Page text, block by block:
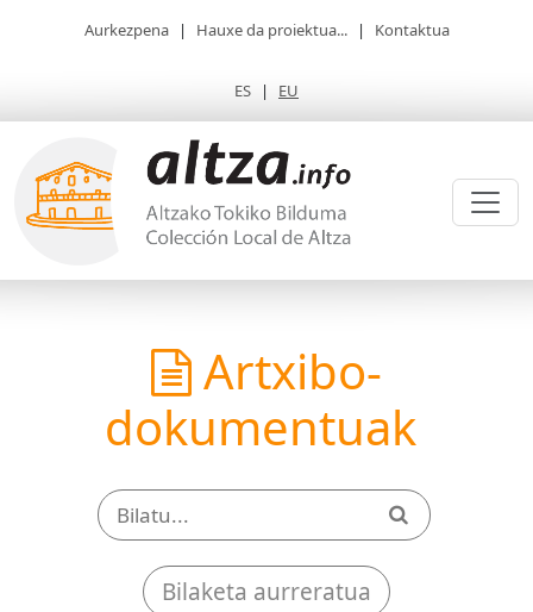
Aurkezpena | Hauxe da proiektua... | Kontaktua
ES | EU
Artxibo-
dokumentuak
Bilaketa aurreratua